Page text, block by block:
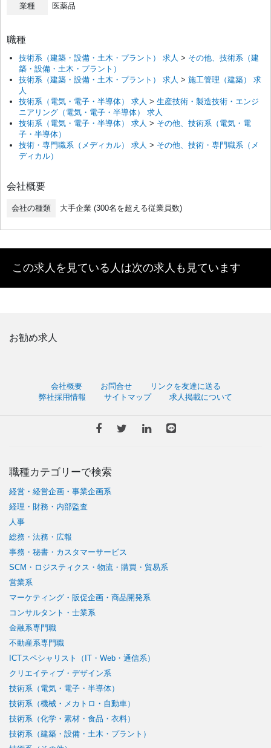
業種
医薬品
職種
技術系（建築・設備・土木・プラント） 求人 > その他、技術系（建
築・設備・土木・プラント）
技術系（建築・設備・土木・プラント） 求人 > 施工管理（建築） 求
人
技術系（電気・電子・半導体） 求人 > 生産技術・製造技術・エンジ
ニアリング（電気・電子・半導体） 求人
技術系（電気・電子・半導体） 求人 > その他、技術系（電気・電
子・半導体）
技術・専門職系（メディカル） 求人 > その他、技術・専門職系（メ
ディカル）
会社概要
会社の種類 大手企業 (300名を超える従業員数)
この求人を見ている人は次の求人も見ています
お勧め求人
会社概要 お問合せ
リンクを友達に送る
弊社採用情報
サイトマップ 求人掲載について
職種カテゴリーで検索
経営・経営企画・事業企画系
経理・財務・内部監査
人事
総務・法務・広報
事務・秘書・カスタマーサービス
SCM・ロジスティクス・物流・購買・貿易系
営業系
マーケティング・販促企画・商品開発系
コンサルタント・士業系
金融系専門職
不動産系専門職
ICTスペシャリスト（IT・Web・通信系）
クリエイティブ・デザイン系
技術系（電気・電子・半導体）
技術系（機械・メカトロ・自動車）
技術系（化学・素材・食品・衣料）
技術系（建築・設備・土木・プラント）